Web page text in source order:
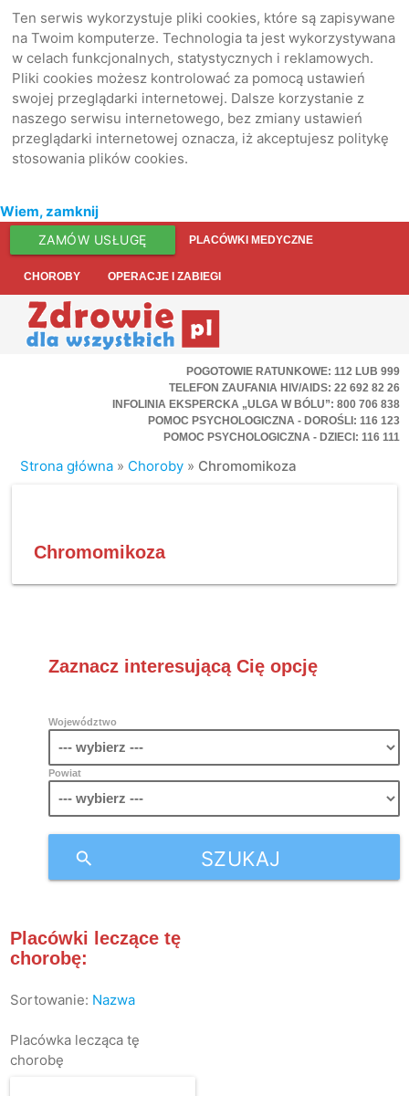
Ten serwis wykorzystuje pliki cookies, które są zapisywane
na Twoim komputerze. Technologia ta jest wykorzystywana
w celach funkcjonalnych, statystycznych i reklamowych.
Pliki cookies możesz kontrolować za pomocą ustawień
swojej przeglądarki internetowej. Dalsze korzystanie z
naszego serwisu internetowego, bez zmiany ustawień
przeglądarki internetowej oznacza, iż akceptujesz politykę
stosowania plików cookies.
Wiem, zamknij
ZAMÓW USŁUGĘ PLACÓWKI MEDYCZNE
CHOROBY OPERACJE I ZABIEGI
POGOTOWIE RATUNKOWE: 112 LUB 999
TELEFON ZAUFANIA HIV/AIDS: 22 692 82 26
INFOLINIA EKSPERCKA „ULGA W BÓLU”: 800 706 838
POMOC PSYCHOLOGICZNA - DOROŚLI: 116 123
POMOC PSYCHOLOGICZNA - DZIECI: 116 111
Strona główna » Choroby » Chromomikoza
Chromomikoza
Zaznacz interesującą Cię opcję
Województwo
Powiat
SZUKAJ
search
Placówki leczące tę
chorobę:
Sortowanie: Nazwa
Placówka lecząca tę
chorobę